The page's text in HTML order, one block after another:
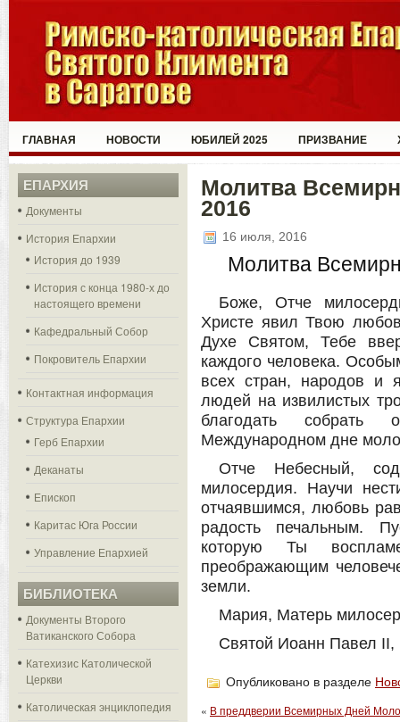
ГЛАВНАЯ НОВОСТИ ЮБИЛЕЙ 2025 ПРИЗВАНИЕ
ЕПАРХИЯ
Документы
История Епархии
История до 1939
История с конца 1980-х до
настоящего времени
Кафедральный Собор
Покровитель Епархии
Контактная информация
Структура Епархии
Герб Епархии
Деканаты
Епископ
Каритас Юга России
Управление Епархией
БИБЛИОТЕКА
Документы Второго
Ватиканского Собора
Катехизис Католической
Церкви
Католическая энциклопедия
Молитва
2016
16 июля, 2016
Молитва
Боже, Отче
Христе явил Твою
Духе Святом, Тебе
каждого человека.
всех стран, народов и
людей на извилистых
благодать
Международном дне
Отче Небесный,
милосердия. Научи
отчаявшимся, любовь
радость печальным.
которую Ты
преображающим
земли.
Мария, Матерь
Святой Иоанн Павел II,
Опубликовано в разделе
« В преддверии Всемирных Дней